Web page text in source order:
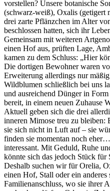
vorstellen? Unsere botanische
(schwarz-weiß), Oxalis (getigert
drei zarte Pflänzchen im Alter
beschlossen hatten, sich ihr
Gemeinsam mit weiteren
einen Hof aus, prüften Lage,
kamen zu dem Schluss: „Hier
Die dortigen Bewohner waren
Erweiterung allerdings nur
Wildblumen schließlich bei uns
und ausreichend Dünger in
bereit, in einem neuen Zuhause
Aktuell geben sich die drei
inneren Mimose treu zu bleiben:
sie sich nicht in Luft auf – sie
finden sie momentan noch
interessant. Mit Geduld, Ruhe
könnte sich das jedoch Stück für
Deshalb suchen wir für Orelia,
einen Hof, Stall oder ein anderes
Familienanschluss, wo sie ihrer